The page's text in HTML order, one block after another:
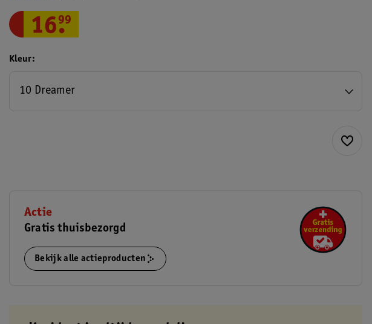
16.
99
Kleur
10 Dreamer
Actie
Gratis thuisbezorgd
Bekijk alle actieproducten